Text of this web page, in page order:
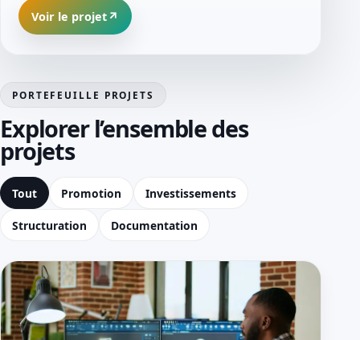
Voir le projet
PORTEFEUILLE PROJETS
Explorer l’ensemble des
projets
Tout Promotion Investissements
Structuration Documentation